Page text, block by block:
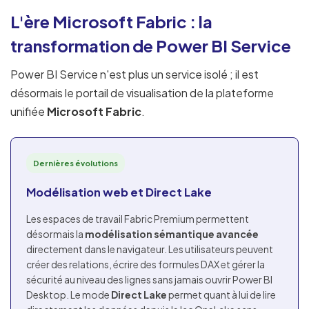
L'ère Microsoft Fabric : la
transformation de Power BI Service
Power BI Service n'est plus un service isolé ; il est
désormais le portail de visualisation de la plateforme
unifiée Microsoft Fabric.
Dernières évolutions
Modélisation web et Direct Lake
Les espaces de travail Fabric Premium permettent
désormais la modélisation sémantique avancée
directement dans le navigateur. Les utilisateurs peuvent
créer des relations, écrire des formules DAX et gérer la
sécurité au niveau des lignes sans jamais ouvrir Power BI
Desktop. Le mode Direct Lakepermet quant à lui de lire